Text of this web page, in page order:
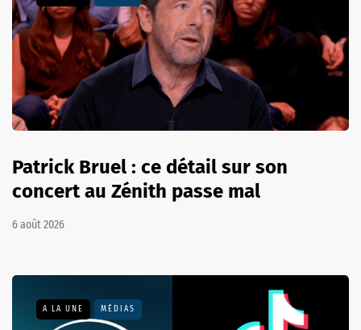
Patrick Bruel : ce détail sur son
concert au Zénith passe mal
6 août 2026
A LA UNE MÉDIAS